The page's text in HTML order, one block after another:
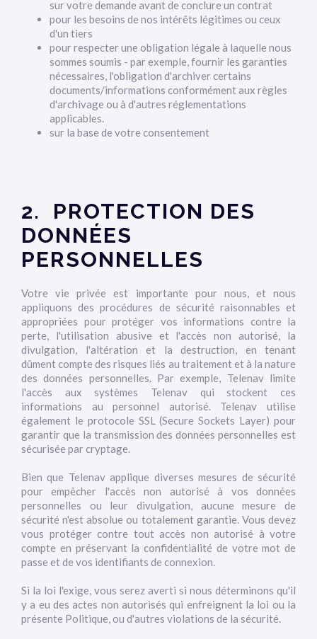
sur votre demande avant de conclure un contrat
pour les besoins de nos intérêts légitimes ou ceux
d'un tiers
pour respecter une obligation légale à laquelle nous
sommes soumis - par exemple, fournir les garanties
nécessaires, l'obligation d'archiver certains
documents/informations conformément aux règles
d'archivage ou à d'autres réglementations
applicables.
sur la base de votre consentement
2. PROTECTION DES
DONNÉES
PERSONNELLES
Votre vie privée est importante pour nous, et nous
appliquons des procédures de sécurité raisonnables et
appropriées pour protéger vos informations contre la
perte, l'utilisation abusive et l'accès non autorisé, la
divulgation, l'altération et la destruction, en tenant
dûment compte des risques liés au traitement et à la nature
des données personnelles. Par exemple, Telenav limite
l'accès aux systèmes Telenav qui stockent ces
informations au personnel autorisé. Telenav utilise
également le protocole SSL (Secure Sockets Layer) pour
garantir que la transmission des données personnelles est
sécurisée par cryptage.
Bien que Telenav applique diverses mesures de sécurité
pour empêcher l'accès non autorisé à vos données
personnelles ou leur divulgation, aucune mesure de
sécurité n'est absolue ou totalement garantie. Vous devez
vous protéger contre tout accès non autorisé à votre
compte en préservant la confidentialité de votre mot de
passe et de vos identifiants de connexion.
Si la loi l'exige, vous serez averti si nous déterminons qu'il
y a eu des actes non autorisés qui enfreignent la loi ou la
présente Politique, ou d'autres violations de la sécurité.